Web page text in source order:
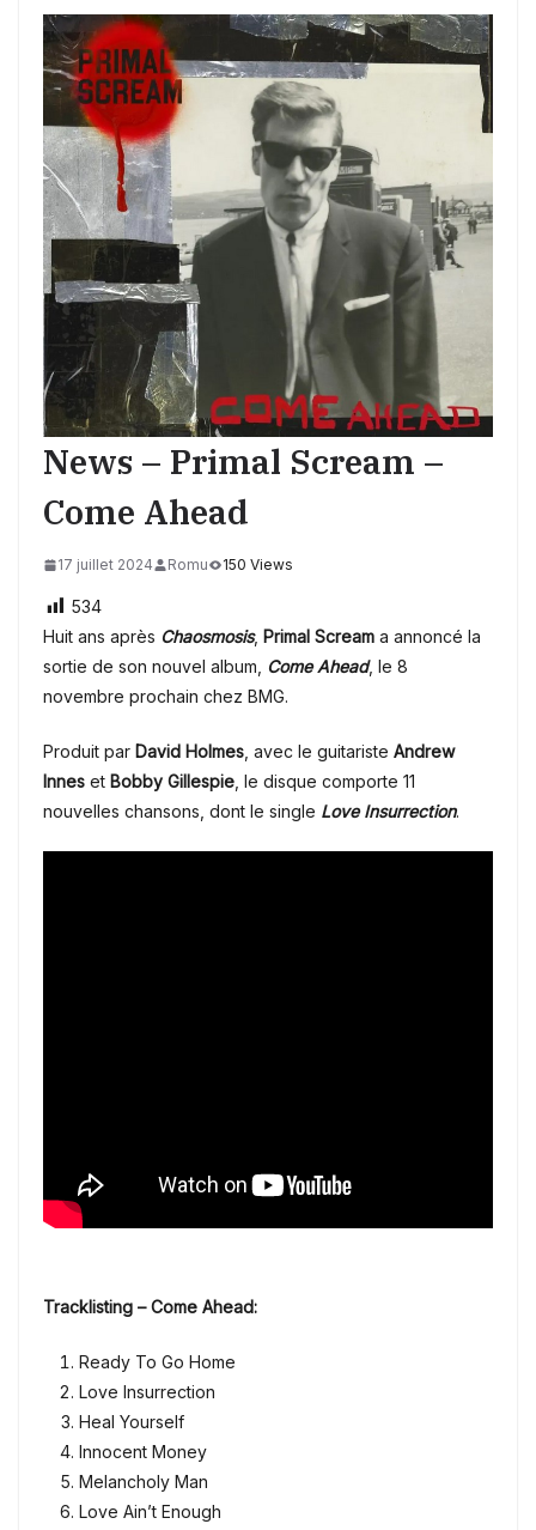
News – Primal Scream –
Come Ahead
17 juillet 2024 Romu 150 Views
534
Huit ans après Chaosmosis, Primal Scream a annoncé la
sortie de son nouvel album,
Come Ahead, le 8
novembre prochain chez BMG.
Produit par David Holmes , avec le guitariste Andrew
Innes et Bobby Gillespie , le disque comporte 11
nouvelles chansons, dont le single Love Insurrection.
Tracklisting – Come Ahead:
Ready To Go Home
Love Insurrection
Heal Yourself
Innocent Money
Melancholy Man
Love Ain’t Enough